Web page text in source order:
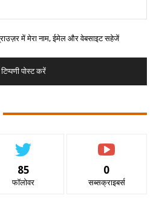
में मेरा नाम, ईमेल और वेबसाइट सहेजें
85
फॉलोवर
0
सब्सक्राइबर्स